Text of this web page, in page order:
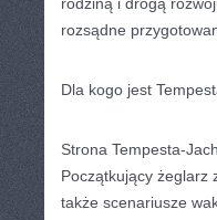
rozsądne
Dla kogo jest
Strona Tempesta-
Początkujący żeglarz
także scenariusze